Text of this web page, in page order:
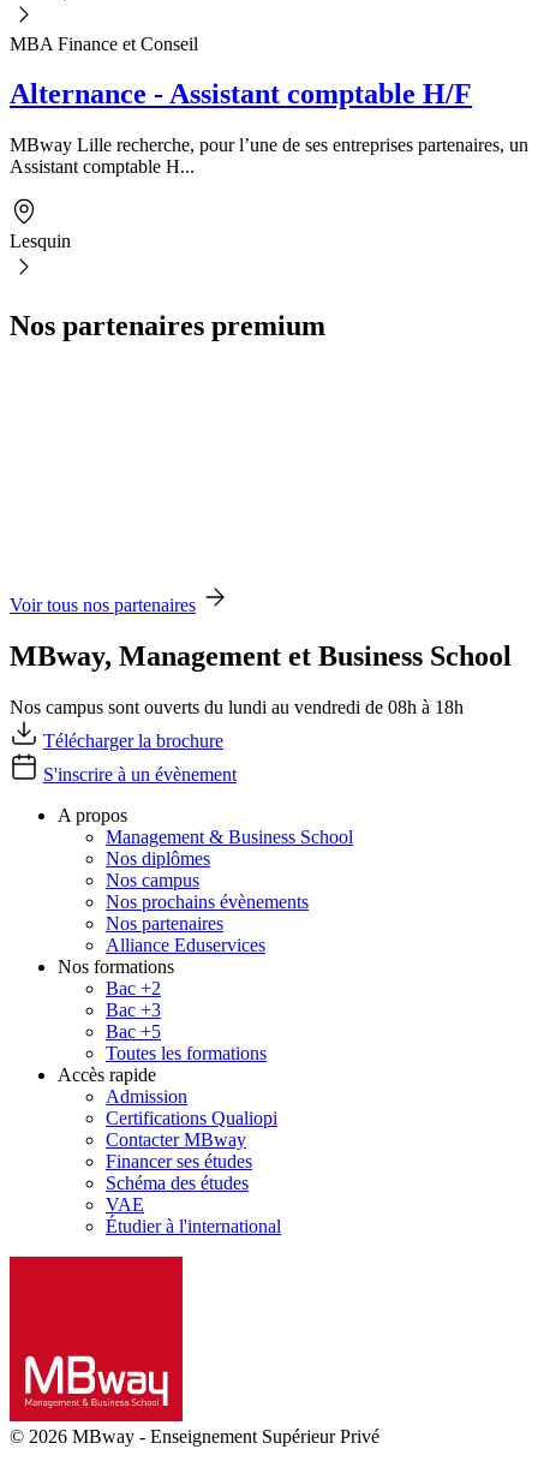
MBA Finance et Conseil
Alternance - Assistant comptable H/F
MBway Lille recherche, pour l’une de ses entreprises partenaires, un
Assistant comptable H...
Lesquin
Nos partenaires premium
Voir tous nos partenaires
MBway, Management et Business School
Nos campus sont ouverts du lundi au vendredi de 08h à 18h
Télécharger la brochure
S'inscrire à un évènement
A propos
Management & Business School
Nos diplômes
Nos campus
Nos prochains évènements
Nos partenaires
Alliance Eduservices
Nos formations
Bac +2
Bac +3
Bac +5
Toutes les formations
Accès rapide
Admission
Certifications Qualiopi
Contacter MBway
Financer ses études
Schéma des études
VAE
Étudier à l'international
© 2026 MBway - Enseignement Supérieur Privé